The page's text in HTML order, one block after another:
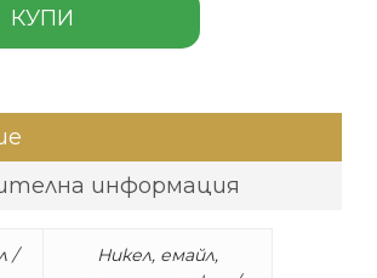
КУПИ
информация
/
Никел, емайл,